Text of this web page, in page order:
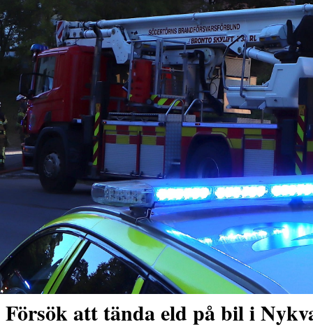
Försök att tända eld på bil i